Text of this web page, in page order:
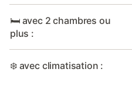
🛏️ avec 2 chambres ou
plus :
❄️ avec climatisation :